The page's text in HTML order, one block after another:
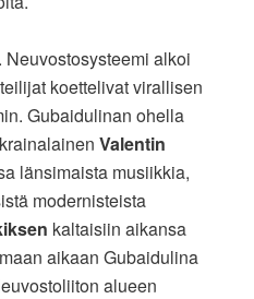
alkoi
koettelivat virallisen
Gubaidulinan ohella
Valentin
länsimaista musiikkia,
modernisteista
kaltaisiin aikansa
aikaan Gubaidulina
alueen